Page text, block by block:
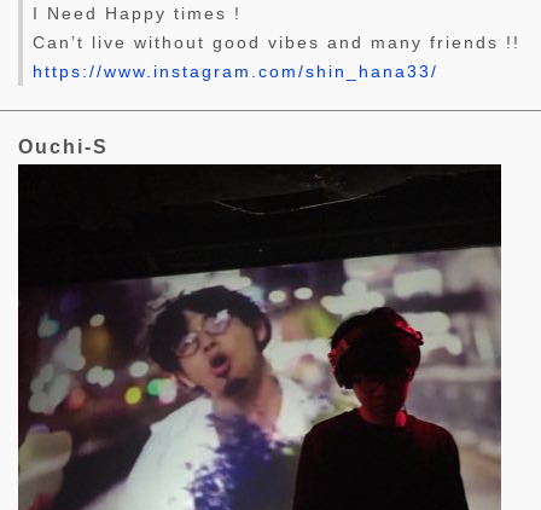
I Need Happy times !
Can’t live without good vibes and many friends !!
https://www.instagram.com/shin_hana33/
Ouchi-S